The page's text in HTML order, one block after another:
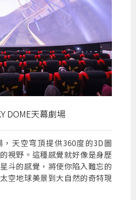
DOME天幕劇場
天空穹頂提供360度的3D圖
視野。這種感覺就好像是身歷
斗的感覺，將使你陷入難忘的
空地球美景到大自然的奇特現